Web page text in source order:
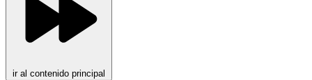
ir al contenido principal